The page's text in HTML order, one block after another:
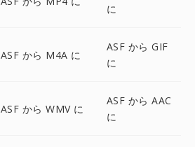
に
ASF から M4A に
ASF から GIF
に
ASF から WMV に
ASF から AAC
に